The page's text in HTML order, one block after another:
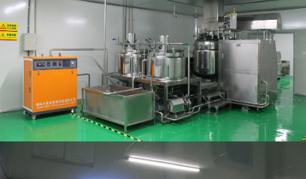
不锈钢，表面光洁、平整，不易产生脱落物，易于清洁，配有全
自动蒸汽发生器、槽式混合机、360° 3D混合机、真空乳化套
机、全自动罐装封尾机、称重模块、CIP循环系统转子泵、旋转
式压片机等必备设备，能够满足当前市场生产需要。同时公司还
建有与生产规模相适应的仓储区域，仓库地面和墙面平整、洁
净，具有良好的照明、防鼠、防火等防护设施，原辅料、包装材
料、成品分库存放，有明显分类标识。
拥有完善的生产设备的同时，公司同时还设有生产部、技术部、
质量管理部(下设化验室)、营销部、采购部等部门，现有员工30